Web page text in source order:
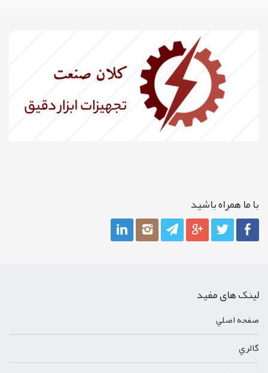
با ما همراه باشيد
لینک های مفید
صفحه اصلي
گالري